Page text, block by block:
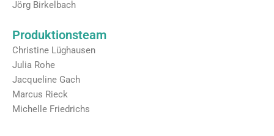
Jörg Birkelbach
Produktionsteam
Christine Lüghausen
Julia Rohe
Jacqueline Gach
Marcus Rieck
Michelle Friedrichs